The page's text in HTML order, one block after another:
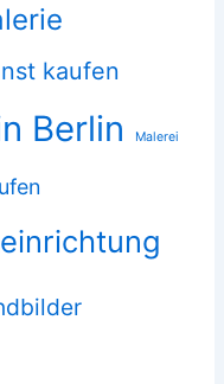
kaufen
Berlin Malerei